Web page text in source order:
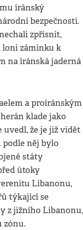
íránský
bezpečnosti.
zpřísnit,
loni záminku k
na íránská jaderná
a proíránským
klade jako
uvedl, že je již vidět
něj bylo
státy
útoky
Libanonu,
týkající se
z jižního Libanonu,
zónu.